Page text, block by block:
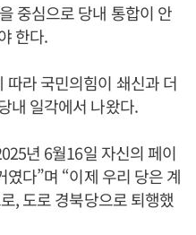
중심으로 당내 통합이 안
한다.
따라 국민의힘이 쇄신과 더
내 일각에서 나왔다.
년 6월16일 자신의 페이
였다”며 “이제 우리 당은 계
, 도로 경북당으로 퇴행했